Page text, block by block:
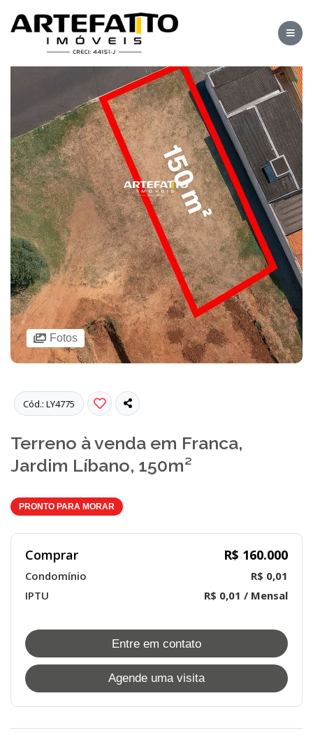
Fotos
Cód.: LY4775
Terreno à venda em Franca,
Jardim Líbano, 150m²
PRONTO PARA MORAR
Comprar R$ 160.000
Condomínio
R$ 0,01
IPTU
R$ 0,01 / Mensal
Entre em contato
Agende uma visita